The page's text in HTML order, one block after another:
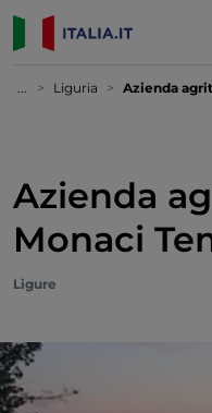
... Liguria Azienda
Azienda
Monaci
Ligure